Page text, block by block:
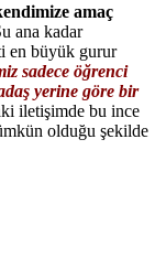
amaç
ana kadar
en büyük gurur
sadece öğrenci
yerine göre bir
iletişimde bu ince
olduğu şekilde